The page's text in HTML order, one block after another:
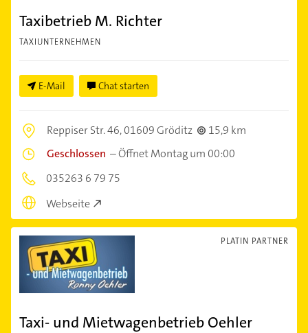
Taxibetrieb M. Richter
TAXIUNTERNEHMEN
E-Mail Chat starten
Reppiser Str. 46,01609 Gröditz
15,9 km
Geschlossen –Öffnet Montag um 00:00
035263 6 79 75
Webseite
PLATIN PARTNER
Taxi- und Mietwagenbetrieb Oehler